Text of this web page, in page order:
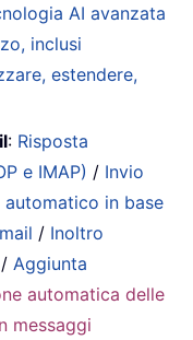
AI avanzata
inclusi
estendere,
: Risposta
e IMAP) / Invio
automatico in base
/ Inoltro
/ Aggiunta
automatica delle
messaggi